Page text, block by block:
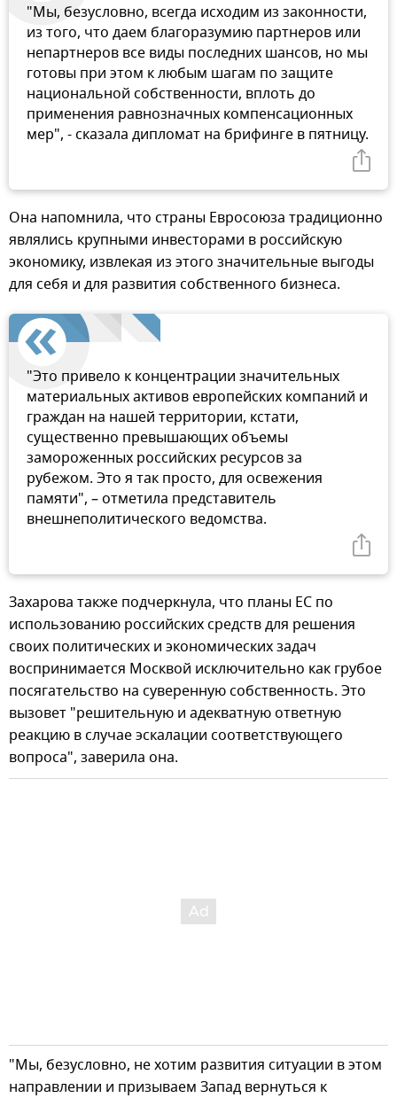
"Мы, безусловно, всегда исходим из законности,
из того, что даем благоразумию партнеров или
непартнеров все виды последних шансов, но мы
готовы при этом к любым шагам по защите
национальной собственности, вплоть до
применения равнозначных компенсационных
мер", - сказала дипломат на брифинге в пятницу.
Она напомнила, что страны Евросоюза традиционно
являлись крупными инвесторами в российскую
экономику, извлекая из этого значительные выгоды
для себя и для развития собственного бизнеса.
"Это привело к концентрации значительных
материальных активов европейских компаний и
граждан на нашей территории, кстати,
существенно превышающих объемы
замороженных российских ресурсов за
рубежом. Это я так просто, для освежения
памяти", – отметила представитель
внешнеполитического ведомства.
Захарова также подчеркнула, что планы ЕС по
использованию российских средств для решения
своих политических и экономических задач
воспринимается Москвой исключительно как грубое
посягательство на суверенную собственность. Это
вызовет "решительную и адекватную ответную
реакцию в случае эскалации соответствующего
вопроса", заверила она.
"Мы, безусловно, не хотим развития ситуации в этом
направлении и призываем Запад вернуться к